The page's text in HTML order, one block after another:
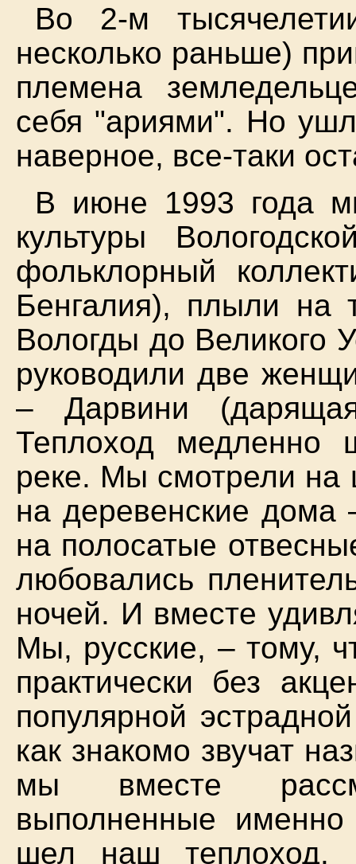
Во 2-м
несколько раньше)
племена
себя "ариями". Но
наверное, все-таки
В июне 1993 года
культуры
фольклорный
Бенгалия), плыли на
Вологды до Великого
руководили две
– Дарвини
Теплоход медленно
реке. Мы смотрели на
на деревенские дома
на полосатые
любовались
ночей. И вместе
Мы, русские, – тому,
практически без
популярной
как знакомо звучат
мы вместе
выполненные
шел наш теплоход.